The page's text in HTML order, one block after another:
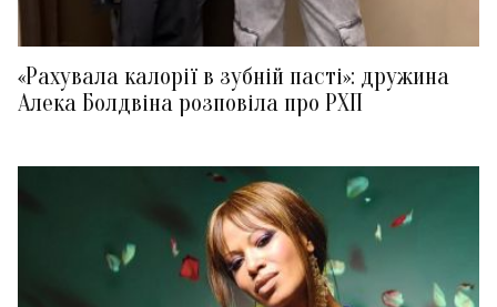
«Рахувала калорії в зубній пасті»: дружина
Алека Болдвіна розповіла про РХП